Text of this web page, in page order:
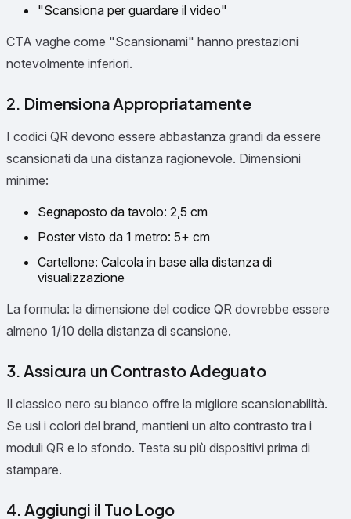
"Scansiona per guardare il video"
CTA vaghe come "Scansionami" hanno prestazioni
notevolmente inferiori.
2. Dimensiona Appropriatamente
I codici QR devono essere abbastanza grandi da essere
scansionati da una distanza ragionevole. Dimensioni
minime:
Segnaposto da tavolo: 2,5 cm
Poster visto da 1 metro: 5+ cm
Cartellone: Calcola in base alla distanza di
visualizzazione
La formula: la dimensione del codice QR dovrebbe essere
almeno 1/10 della distanza di scansione.
3. Assicura un Contrasto Adeguato
Il classico nero su bianco offre la migliore scansionabilità.
Se usi i colori del brand, mantieni un alto contrasto tra i
moduli QR e lo sfondo. Testa su più dispositivi prima di
stampare.
4. Aggiungi il Tuo Logo